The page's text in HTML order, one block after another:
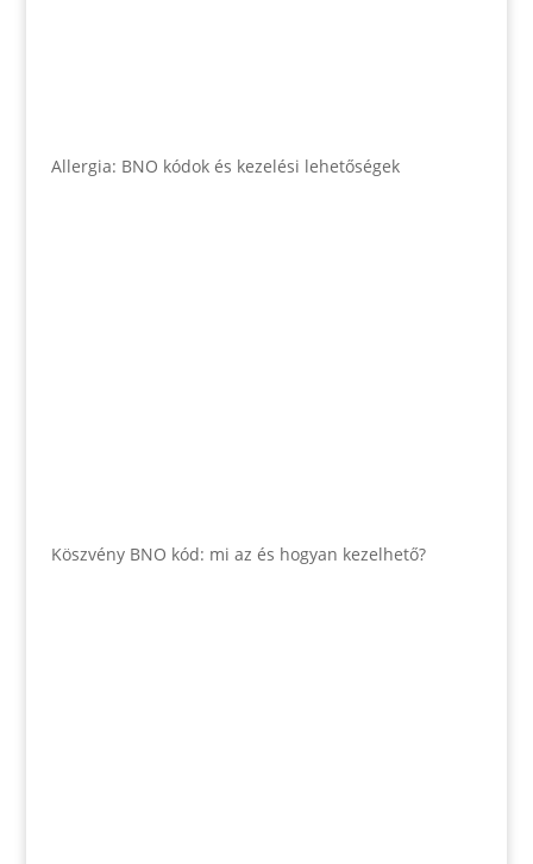
Allergia: BNO kódok és kezelési lehetőségek
Köszvény BNO kód: mi az és hogyan kezelhető?